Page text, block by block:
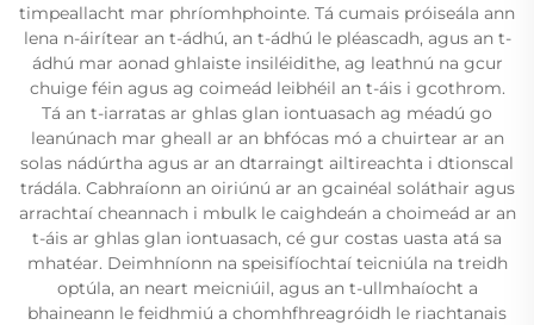
timpeallacht mar phríomhphointe. Tá cumais próiseála ann
lena n-áirítear an t-ádhú, an t-ádhú le pléascadh, agus an t-
ádhú mar aonad ghlaiste insiléidithe, ag leathnú na gcur
chuige féin agus ag coimeád leibhéil an t-áis i gcothrom.
Tá an t-iarratas ar ghlas glan iontuasach ag méadú go
leanúnach mar gheall ar an bhfócas mó a chuirtear ar an
solas nádúrtha agus ar an dtarraingt ailtireachta i dtionscal
trádála. Cabhraíonn an oiriúnú ar an gcainéal soláthair agus
arrachtaí cheannach i mbulk le caighdeán a choimeád ar an
t-áis ar ghlas glan iontuasach, cé gur costas uasta atá sa
mhatéar. Deimhníonn na speisifíochtaí teicniúla na treidh
optúla, an neart meicniúil, agus an t-ullmhaíocht a
bhaineann le feidhmiú a chomhfhreagróidh le riachtanais